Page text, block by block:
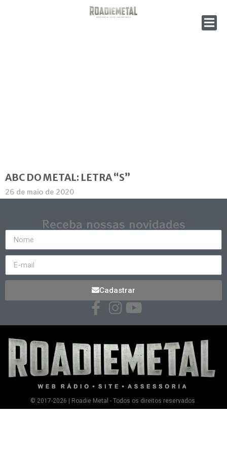
ABC DO METAL: LETRA “S”
26 de maio de 2020
Receba nossas novidades
Cadastrar
© 2017-2026 | Roadie Metal - Todos os direitos reservados.